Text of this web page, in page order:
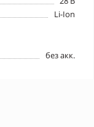
Li-Ion
без акк.